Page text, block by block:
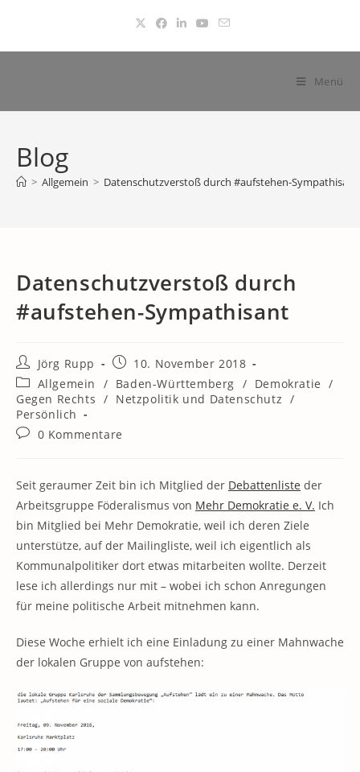
springen
Menü
Blog
> Allgemein > Datenschutzverstoß durch #aufstehen-Sympathisant
Datenschutzverstoß durch
#aufstehen-Sympathisant
Beitrags-
Autor:
Jörg Rupp
Beitrag
veröffentlicht:
10. November 2018
Beitrags-
Kategorie:
Allgemein / Baden-Württemberg / Demokratie
/
Gegen Rechts / Netzpolitik und Datenschutz /
Persönlich
Beitrags-
0 Kommentare
Seit geraumer Zeit bin ich Mitglied der Debattenliste der
Arbeitsgruppe Föderalismus von Mehr Demokratie e. V. Ich
bin Mitglied bei Mehr Demokratie, weil ich deren Ziele
unterstütze, auf der Mailingliste, weil ich eigentlich als
Kommunalpolitiker dort etwas mitarbeiten wollte. Derzeit
lese ich allerdings nur mit – wobei ich schon Anregungen
für meine politische Arbeit mitnehmen kann.
Diese Woche erhielt ich eine Einladung zu einer Mahnwache
der lokalen Gruppe von aufstehen: